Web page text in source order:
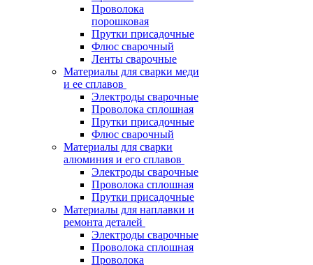
Проволока
порошковая
Прутки присадочные
Флюс сварочный
Ленты сварочные
Материалы для сварки меди
и ее сплавов
Электроды сварочные
Проволока сплошная
Прутки присадочные
Флюс сварочный
Материалы для сварки
алюминия и его сплавов
Электроды сварочные
Проволока сплошная
Прутки присадочные
Материалы для наплавки и
ремонта деталей
Электроды сварочные
Проволока сплошная
Проволока